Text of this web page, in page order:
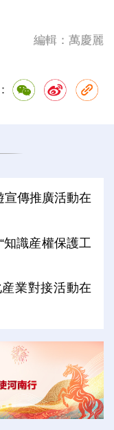
編輯：萬慶麗
宣傳推廣活動在
識産權保護工
業對接活動在